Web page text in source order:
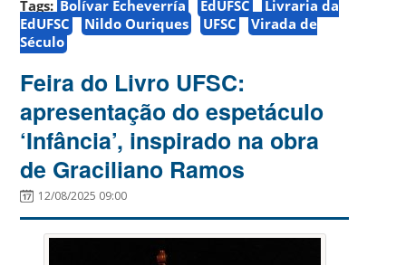
Tags: Bolívar Echeverría EdUFSC
Livraria da
EdUFSC
Nildo Ouriques UFSC
Virada de
Século
Feira do Livro UFSC:
apresentação do espetáculo
‘Infância’, inspirado na obra
de Graciliano Ramos
12/08/2025 09:00